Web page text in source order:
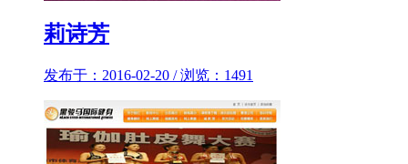
莉诗芳
发布于：2016-02-20 / 浏览：1491